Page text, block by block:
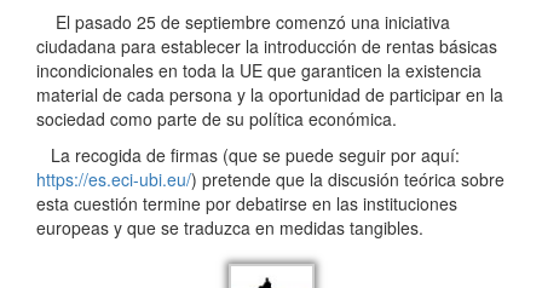
El pasado 25 de septiembre comenzó una iniciativa
ciudadana para establecer la introducción de rentas básicas
incondicionales en toda la UE que garanticen la existencia
material de cada persona y la oportunidad de participar en la
sociedad como parte de su política económica.
La recogida de firmas (que se puede seguir por aquí:
https://es.eci-ubi.eu/) pretende que la discusión teórica sobre
esta cuestión termine por debatirse en las instituciones
europeas y que se traduzca en medidas tangibles.